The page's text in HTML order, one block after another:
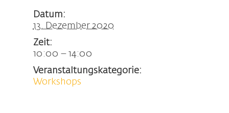
Datum:
13. Dezember 2020
Zeit:
10:00 – 14:00
Veranstaltungskategorie:
Workshops